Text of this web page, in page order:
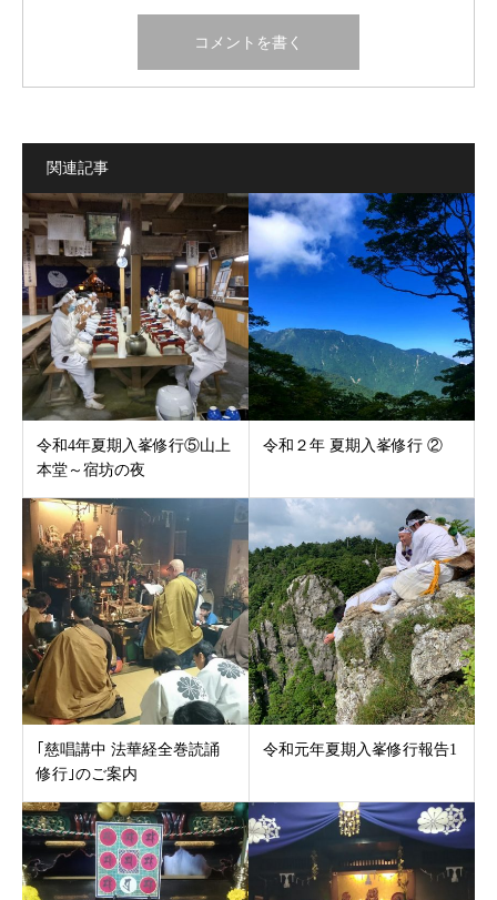
関連記事
令和4年夏期入峯修行⑤山上
本堂～宿坊の夜
令和２年 夏期入峯修行 ②
｢慈唱講中 法華経全巻読誦
修行｣のご案内
令和元年夏期入峯修行報告1